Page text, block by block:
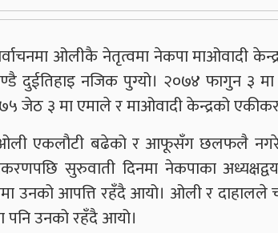
ओलीकै नेतृत्वमा नेकपा माओवादी
दुईतिहाइ नजिक पुग्यो। २०७४ फागुन ३
जेठ ३ मा एमाले र माओवादी केन्द्रको
एकलौटी बढेको र आफूसँग छलफलै
सुरुवाती दिनमा नेकपाका
उनको आपत्ति रहँदै आयो। ओली र दाहालले
पनि उनको रहँदै आयो।